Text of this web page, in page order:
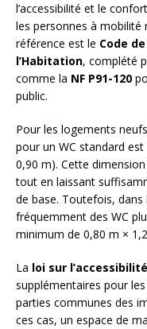
l’accessibilité et le
les personnes à mobilité
référence est le Code
l’Habitation, complété
comme la NF P91-120
public.
Pour les logements
pour un WC standard
0,90 m). Cette
tout en laissant
de base. Toutefois,
fréquemment des WC
minimum de 0,80 m ×
La loi sur l’accessibilité
supplémentaires pour
parties communes des
ces cas, un espace de